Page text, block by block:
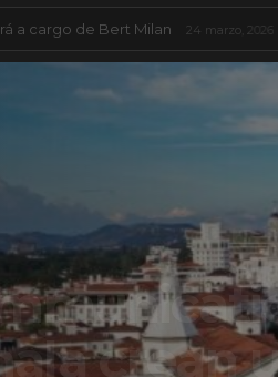
de América Latina 11 julio, 2025
y